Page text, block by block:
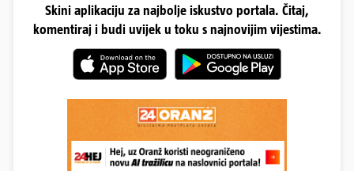
Skini aplikaciju za najbolje iskustvo portala. Čitaj,
komentiraj i budi uvijek u toku s najnovijim vijestima.